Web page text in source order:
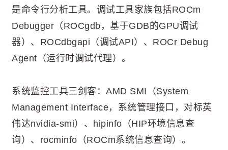
是命令行分析工具。调试工具家族包括ROCm
Debugger（ROCgdb，基于GDB的GPU调试
器）、ROCdbgapi（调试API）、ROCr Debug
Agent（运行时调试代理）。
系统监控工具三剑客：AMD SMI（System
Management Interface，系统管理接口，对标英
伟达nvidia-smi）、hipinfo（HIP环境信息查
询）、rocminfo（ROCm系统信息查询）。